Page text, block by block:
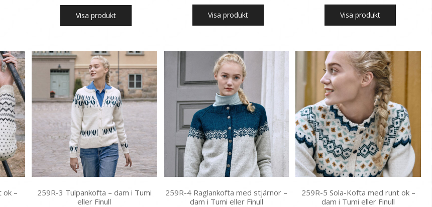
Visa produkt Visa produkt Visa produkt
ok –
259R-3 Tulpankofta – dam i Tumi
eller Finull
259R-4 Raglankofta med stjärnor –
dam i Tumi eller Finull
259R-5 Sola-Kofta med runt ok –
dam i Tumi eller Finull